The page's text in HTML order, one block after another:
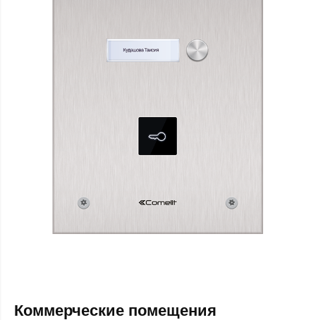
Коммерческие помещения